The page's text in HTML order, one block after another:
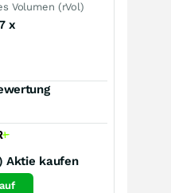
Volumen (rVol)
x
Aktie kaufen